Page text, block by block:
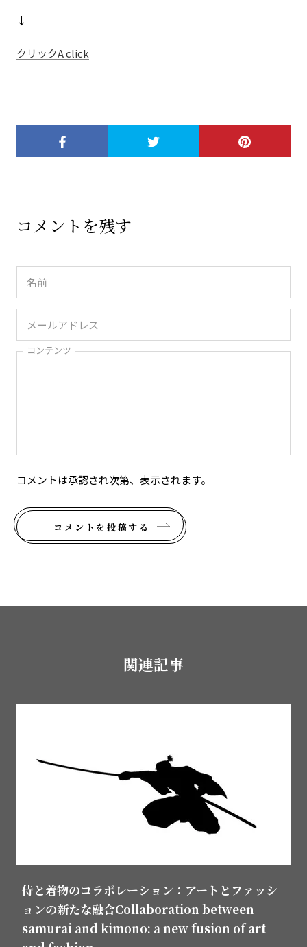
↓
クリックA click
コメントを残す
コンテンツ
コメントは承認され次第、表示されます。
コメントを投稿する
関連記事
侍と着物のコラボレーション：アートとファッシ
ョンの新たな融合Collaboration between
samurai and kimono: a new fusion of art